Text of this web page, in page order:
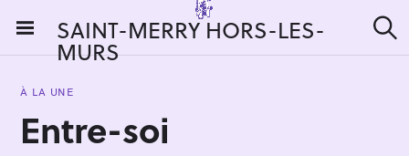
i
SAINT-MERRY HORS-LES-
MURS e
À LA UNE
Entre-soi